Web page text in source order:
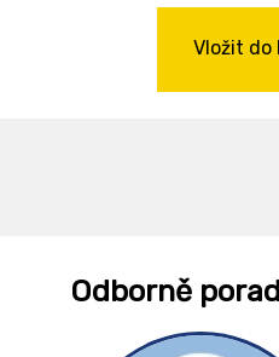
Vložit do
Odborně